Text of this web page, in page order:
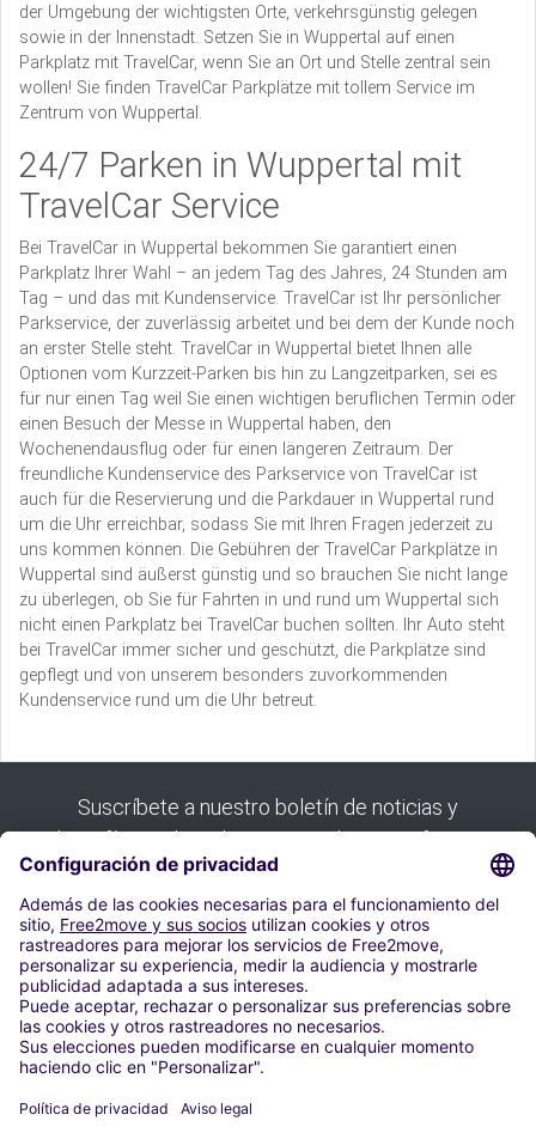
der Umgebung der wichtigsten Orte, verkehrsgünstig gelegen
sowie in der Innenstadt. Setzen Sie in Wuppertal auf einen
Parkplatz mit TravelCar, wenn Sie an Ort und Stelle zentral sein
wollen! Sie finden TravelCar Parkplätze mit tollem Service im
Zentrum von Wuppertal.
24/7 Parken in Wuppertal mit
TravelCar Service
Bei TravelCar in Wuppertal bekommen Sie garantiert einen
Parkplatz Ihrer Wahl – an jedem Tag des Jahres, 24 Stunden am
Tag – und das mit Kundenservice. TravelCar ist Ihr persönlicher
Parkservice, der zuverlässig arbeitet und bei dem der Kunde noch
an erster Stelle steht. TravelCar in Wuppertal bietet Ihnen alle
Optionen vom Kurzzeit-Parken bis hin zu Langzeitparken, sei es
für nur einen Tag weil Sie einen wichtigen beruflichen Termin oder
einen Besuch der Messe in Wuppertal haben, den
Wochenendausflug oder für einen längeren Zeitraum. Der
freundliche Kundenservice des Parkservice von TravelCar ist
auch für die Reservierung und die Parkdauer in Wuppertal rund
um die Uhr erreichbar, sodass Sie mit Ihren Fragen jederzeit zu
uns kommen können. Die Gebühren der TravelCar Parkplätze in
Wuppertal sind äußerst günstig und so brauchen Sie nicht lange
zu überlegen, ob Sie für Fahrten in und rund um Wuppertal sich
nicht einen Parkplatz bei TravelCar buchen sollten. Ihr Auto steht
bei TravelCar immer sicher und geschützt, die Parkplätze sind
gepflegt und von unserem besonders zuvorkommenden
Kundenservice rund um die Uhr betreut.
Suscríbete a nuestro boletín de noticias y
benefíciate de todas nuestras buenas ofertas:
Suscribirse